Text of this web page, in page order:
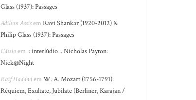
Glass (1937): Passages
Adilson AssisemRavi Shankar (1920-2012) &
Philip Glass (1937): Passages
Cássioem .: interlúdio :. Nicholas Payton:
Nick@Night
Raif HaddademW. A. Mozart (1756-1791):
Réquiem, Exultate, Jubilate (Berliner, Karajan /